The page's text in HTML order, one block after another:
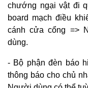
chướng ngại vật đi
board mạch điều
cánh cửa cổng =>
dùng.
- Bộ phận đèn báo
thông báo cho chủ